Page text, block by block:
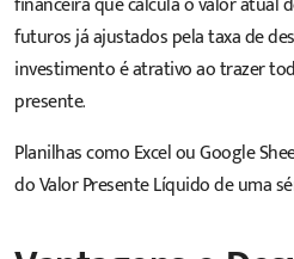
futuros já ajustados pela taxa de
investimento é atrativo ao trazer
presente.
Planilhas como Excel ou Google
do Valor Presente Líquido de uma